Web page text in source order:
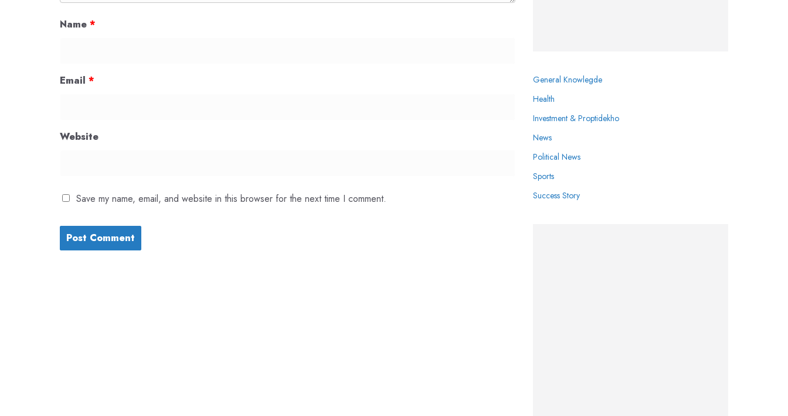
Name *
Email *
Website
Save my name, email, and website in this browser for the next time I comment.
General Knowlegde
Health
Investment & Proptidekho
News
Political News
Sports
Success Story